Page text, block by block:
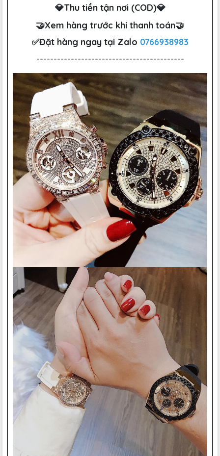
💎Thu tiền tận nơi (COD)💎
🤝Xem hàng trước khi thanh toán🤝
✅Đặt hàng ngay tại Zalo 0766938983
-------------------------------------------